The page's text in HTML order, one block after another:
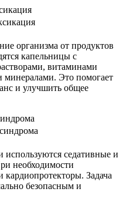
организма от продуктов
капельницы с
витаминами
минералами. Это помогает
и улучшить общее
седативные и
необходимости
Задача
безопасным и